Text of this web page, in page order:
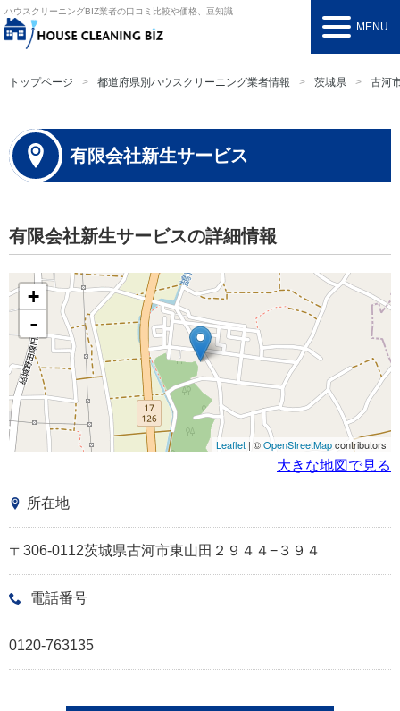
ハウスクリーニングBIZ業者の口コミ比較や価格、豆知識
MENU
トップページ 都道府県別ハウスクリーニング業者情報 茨城県 古河
有限会社新生サービス
有限会社新生サービスの詳細情報
+
-
Leaflet | ©OpenStreetMapcontributors
大きな地図で見る
所在地
〒306-0112茨城県古河市東山田２９４４−３９４
電話番号
0120-763135